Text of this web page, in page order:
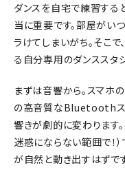
ダンスを自宅で練習する
当に重要です。部屋がい
ラけてしまいがち。そこ
る自分専用のダンススタ
まずは音響から。スマホ
の高音質なBluetoothス
響きが劇的に変わります
迷惑にならない範囲で！
が自然と動き出すはずです